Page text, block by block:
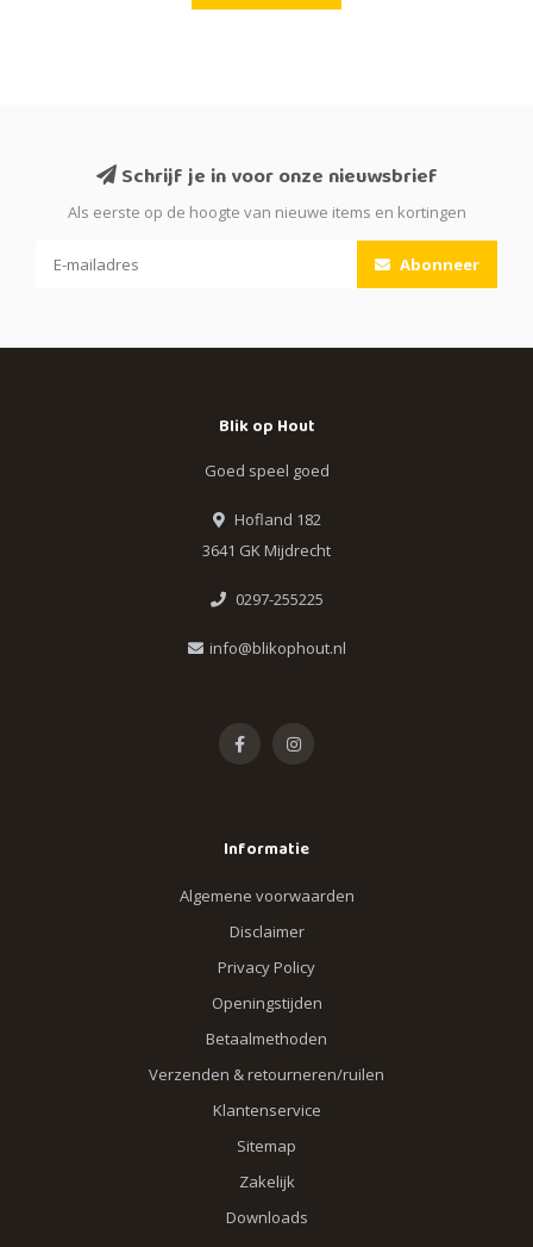
Schrijf je in voor onze nieuwsbrief
Als eerste op de hoogte van nieuwe items en kortingen
Abonneer
Blik op Hout
Goed speel goed
Hofland 182
3641 GK Mijdrecht
0297-255225
info@blikophout.nl
Informatie
Algemene voorwaarden
Disclaimer
Privacy Policy
Openingstijden
Betaalmethoden
Verzenden & retourneren/ruilen
Klantenservice
Sitemap
Zakelijk
Downloads